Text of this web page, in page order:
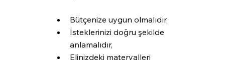
Bütçenize uygun olmalıdır,
İsteklerinizi doğru şekilde
anlamalıdır,
Elinizdeki materyalleri